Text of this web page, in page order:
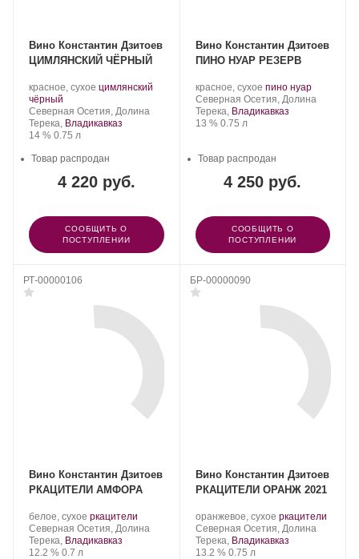
Вино Константин Дзитоев
ЦИМЛЯНСКИЙ ЧЁРНЫЙ
Производитель:
Константин
Дзитоев.
красное, сухое .
винограда:
цимлянский
чёрный
Регион:
Северная Осетия, Долина
Терека, Владикавказ
Крепость
14 %. Объем
0.75 л
4 220 руб.
Товар распродан
СООБЩИТЬ О
ПОСТУПЛЕНИИ
Вино Константин Дзитоев
ПИНО НУАР РЕЗЕРВ
Производитель:
Константин
Дзитоев.
красное, сухое .
Сорт
винограда:
пино нуар.
Регион:
Северная Осетия, Долина
Терека, Владикавказ
Крепость
13 %. Объем
0.75 л
4 250 руб.
Товар распродан
СООБЩИТЬ О
ПОСТУПЛЕНИИ
РТ-00000106
Вино Константин Дзитоев
РКАЦИТЕЛИ АМФОРА
Производитель:
Константин
Дзитоев.
белое, сухое .
Сорт
винограда:
ркацители
Регион:
Северная Осетия, Долина
Терека, Владикавказ
Крепость
12.2 %. Объем
0.7 л
БР-00000090
Вино Константин Дзитоев
РКАЦИТЕЛИ ОРАНЖ 2021
Производитель:
Константин
Дзитоев.
оранжевое, сухое .
Сорт
винограда:
ркацители.
Регион:
Северная Осетия, Долина
Терека, Владикавказ
Крепость
13.2 %. Объем
0.75 л